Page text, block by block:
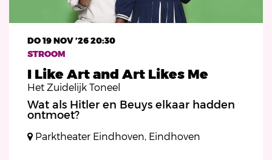
I Like Art and Art Likes Me
Het Zuidelijk Toneel
STROOM
DO 19 NOV ’2620:30
Wat als Hitler en Beuys elkaar hadden
ontmoet?
Parktheater Eindhoven, Eindhoven